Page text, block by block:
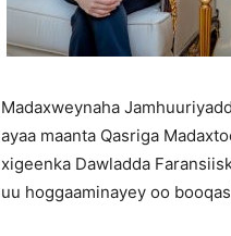
Madaxweynaha
ayaa maanta Qasriga
xigeenka Dawladda
uu hoggaaminayey oo